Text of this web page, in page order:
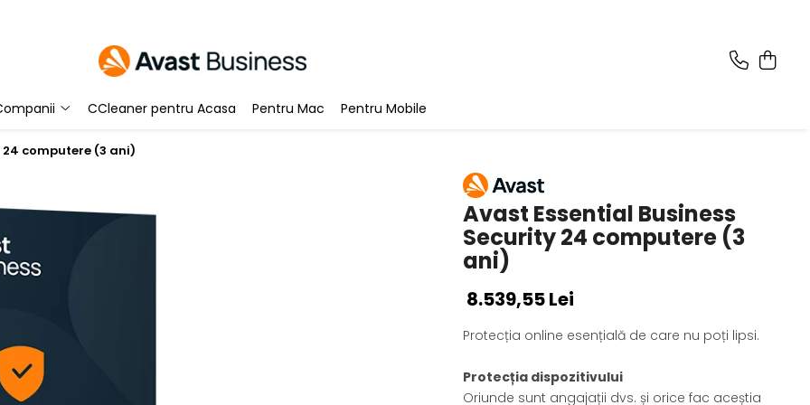
CCleaner pentru Acasa Pentru Mac Pentru Mobile
24 computere (3 ani)
Avast Essential Business
Security 24 computere (3
ani)
8.539,55 Lei
Protecția online esențială de care nu poți lipsi.
Protecția dispozitivului
Oriunde sunt angajații dvs. și orice fac aceștia